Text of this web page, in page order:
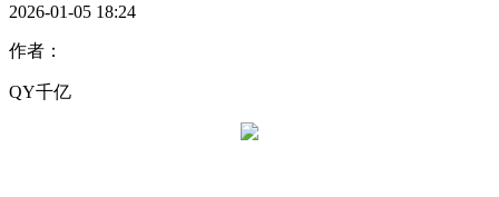
2026-01-05 18:24
作者：
QY千亿